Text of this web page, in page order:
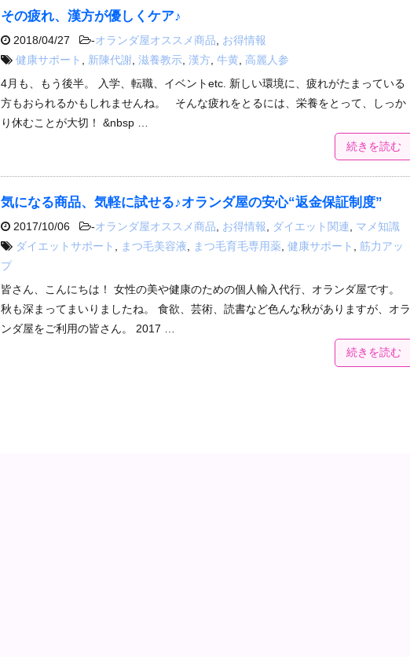
その疲れ、漢方が優しくケア♪
2018/04/27 -オランダ屋オススメ商品
お得情報
健康サポート
新陳代謝 滋養教示 漢方 牛黄 高麗人参
4月も、もう後半。 入学、転職、イベントetc. 新しい環境に、疲れがたまっている
方もおられるかもしれませんね。 そんな疲れをとるには、栄養をとって、しっか
り休むことが大切！ &nbsp …
続きを読む
気になる商品、気軽に試せる♪オランダ屋の安心“返金保証制度”
2017/10/06 -オランダ屋オススメ商品, お得情報, ダイエット関連, マメ知識
ダイエットサポート , まつ毛美容液, まつ毛育毛専用薬, 健康サポート , 筋力アッ
プ
皆さん、こんにちは！ 女性の美や健康のための個人輸入代行、オランダ屋です。
秋も深まってまいりましたね。 食欲、芸術、読書など色んな秋がありますが、オラ
ンダ屋をご利用の皆さん。 2017 …
続きを読む